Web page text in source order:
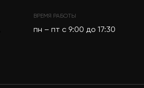
ВРЕМЯ РАБОТЫ
пн – пт с 9:00 до 17:30